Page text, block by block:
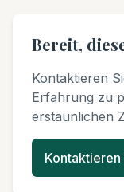
Bereit,
Kontaktieren
Erfahrung zu
erstaunlichen
Kontaktieren